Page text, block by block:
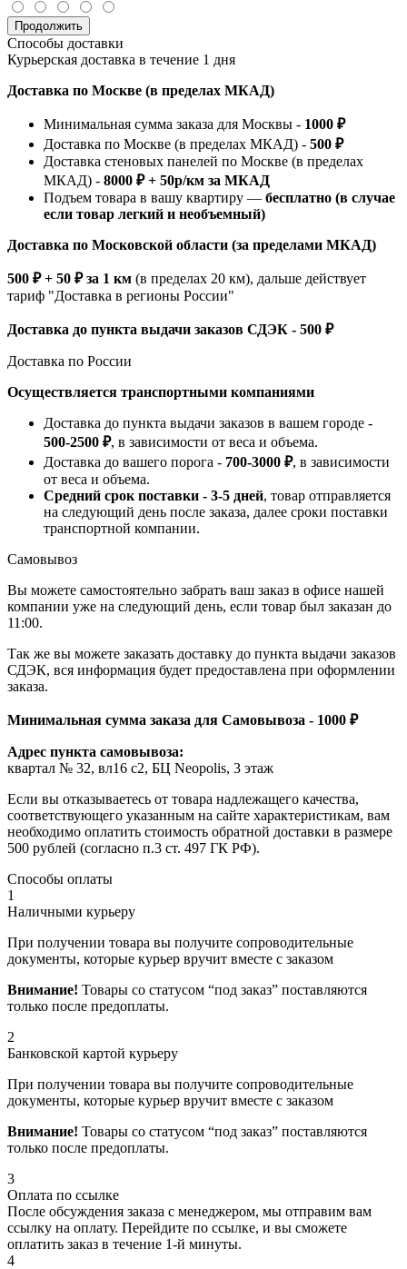
Продолжить
Способы доставки
Курьерская доставка в течение 1 дня
Доставка по Москве (в пределах МКАД)
Минимальная сумма заказа для Москвы - 1000 ₽
Доставка по Москве (в пределах МКАД) - 500 ₽
Доставка стеновых панелей по Москве (в пределах
МКАД) - 8000 ₽ + 50р/км за МКАД
Подъем товара в вашу квартиру — бесплатно (в случае
если товар легкий и необъемный)
Доставка по Московской области (за пределами МКАД)
500 ₽ + 50 ₽ за 1 км (в пределах 20 км), дальше действует
тариф "Доставка в регионы России"
Доставка до пункта выдачи заказов СДЭК - 500 ₽
Доставка по России
Осуществляется транспортными компаниями
Доставка до пункта выдачи заказов в вашем городе -
500-2500 ₽, в зависимости от веса и объема.
Доставка до вашего порога - 700-3000 ₽, в зависимости
от веса и объема.
Средний срок поставки - 3-5 дней, товар отправляется
на следующий день после заказа, далее сроки поставки
транспортной компании.
Самовывоз
Вы можете самостоятельно забрать ваш заказ в офисе нашей
компании уже на следующий день, если товар был заказан до
11:00.
Так же вы можете заказать доставку до пункта выдачи заказов
СДЭК, вся информация будет предоставлена при оформлении
заказа.
Минимальная сумма заказа для Самовывоза - 1000 ₽
Адрес пункта самовывоза:
квартал № 32, вл16 с2, БЦ Neopolis, 3 этаж
Если вы отказываетесь от товара надлежащего качества,
соответствующего указанным на сайте характеристикам, вам
необходимо оплатить стоимость обратной доставки в размере
500 рублей (согласно п.3 ст. 497 ГК РФ).
Способы оплаты
1
Наличными курьеру
При получении товара вы получите сопроводительные
документы, которые курьер вручит вместе с заказом
Внимание! Товары со статусом “под заказ” поставляются
только после предоплаты.
2
Банковской картой курьеру
При получении товара вы получите сопроводительные
документы, которые курьер вручит вместе с заказом
Внимание! Товары со статусом “под заказ” поставляются
только после предоплаты.
3
Оплата по ссылке
После обсуждения заказа с менеджером, мы отправим вам
ссылку на оплату. Перейдите по ссылке, и вы сможете
оплатить заказ в течение 1-й минуты.
4